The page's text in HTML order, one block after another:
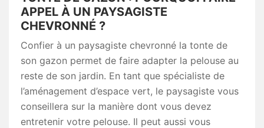
APPEL À UN PAYSAGISTE
CHEVRONNÉ ?
Confier à un paysagiste chevronné la tonte de
son gazon permet de faire adapter la pelouse au
reste de son jardin. En tant que spécialiste de
l’aménagement d’espace vert, le paysagiste vous
conseillera sur la manière dont vous devez
entretenir votre pelouse. Il peut aussi vous